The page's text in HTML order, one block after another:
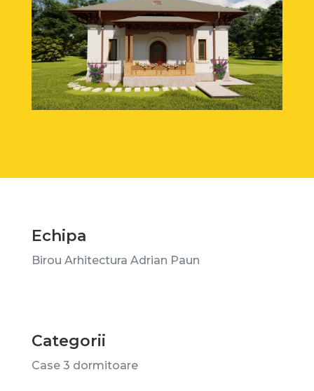
Echipa
Birou Arhitectura Adrian Paun
Categorii
Case 3 dormitoare